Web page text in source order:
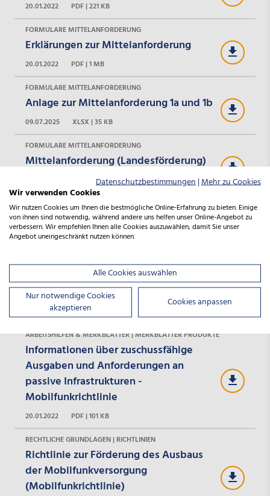
20.01.2022
PDF | 221 KB
FORMULARE MITTELANFORDERUNG
Erklärungen zur Mittelanforderung
20.01.2022
PDF | 1 MB
FORMULARE MITTELANFORDERUNG
Anlage zur Mittelanforderung 1a und 1b
09.07.2025
XLSX | 35 KB
FORMULARE MITTELANFORDERUNG
Mittelanforderung (Landesförderung)
PDF | 1 MB
FORMULARE VERWENDUNGSNACHWEIS
Verwendungsnachweis -
Zwischennachweis Landesförderung
FORMULARE VERWENDUNGSNACHWEIS
Sachbericht (Landesförderung)
23.04.2026
PDF | 1 MB
ARBEITSHILFEN & MERKBLÄTTER | MERKBLÄTTER PRODUKTE
Informationen über zuschussfähige
Ausgaben und Anforderungen an
passive Infrastrukturen -
Mobilfunkrichtlinie
20.01.2022
PDF | 101 KB
RECHTLICHE GRUNDLAGEN | RICHTLINIEN
Richtlinie zur Förderung des Ausbaus
der Mobilfunkversorgung
(Mobilfunkrichtlinie)
Datenschutzbestimmungen|Mehr zu Cookies
Wir verwenden Cookies
Wir nutzen Cookies um Ihnen die bestmögliche Online-Erfahrung zu bieten. Einige
von ihnen sind notwendig, während andere uns helfen unser Online-Angebot zu
verbessern. Wir empfehlen Ihnen alle Cookies auszuwählen, damit Sie unser
Angebot uneingeschränkt nutzen können.
Alle Cookies auswählen
Nur notwendige Cookies
akzeptieren
Cookies anpassen